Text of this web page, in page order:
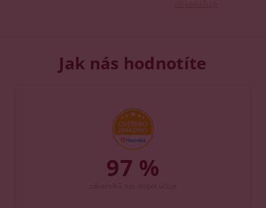
Jak nás hodnotíte
97 %